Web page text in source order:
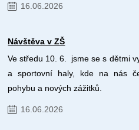
16.06.2026
Návštěva v ZŠ
Ve středu 10. 6. jsme se s dětmi
a sportovní haly, kde na nás
pohybu a nových zážitků.
16.06.2026